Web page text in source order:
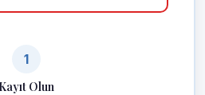
1
Kayıt Olun